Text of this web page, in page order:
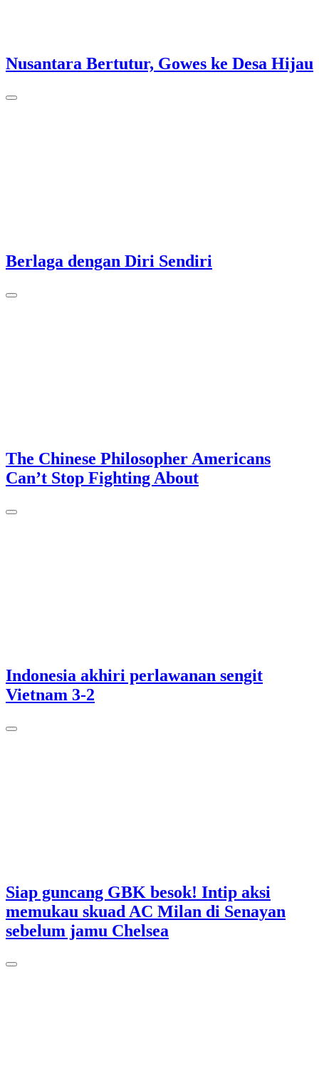
Nusantara Bertutur, Gowes ke Desa Hijau
Berlaga dengan Diri Sendiri
The Chinese Philosopher Americans
Can’t Stop Fighting About
Indonesia akhiri perlawanan sengit
Vietnam 3-2
Siap guncang GBK besok! Intip aksi
memukau skuad AC Milan di Senayan
sebelum jamu Chelsea